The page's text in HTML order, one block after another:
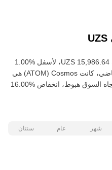
في آخر 24 ساعة. وخلال الأسبوع الماضي، كانت Cosmos‏ (ATOM) هي
شهر عام سنتان